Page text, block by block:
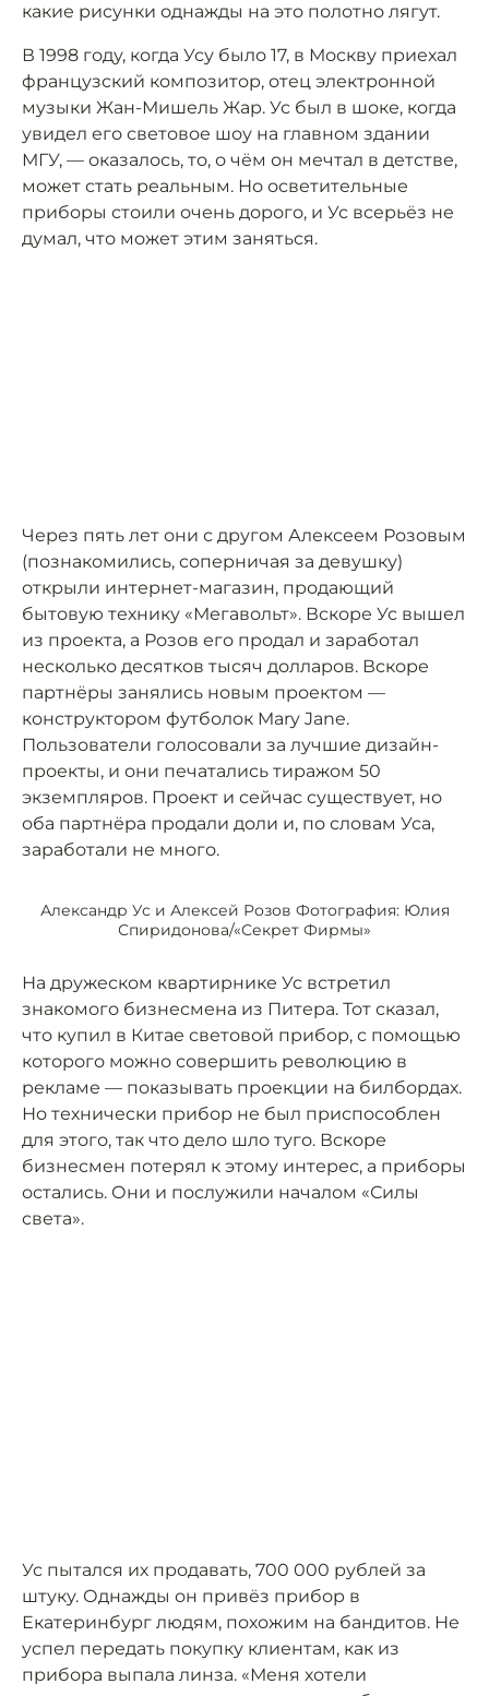
какие рисунки однажды на это полотно лягут.
В 1998 году, когда Усу было 17, в Москву приехал
французский композитор, отец электронной
музыки Жан-Мишель Жар. Ус был в шоке, когда
увидел его световое шоу на главном здании
МГУ, — оказалось, то, о чём он мечтал в детстве,
может стать реальным. Но осветительные
приборы стоили очень дорого, и Ус всерьёз не
думал, что может этим заняться.
Через пять лет они с другом Алексеем Розовым
(познакомились, соперничая за девушку)
открыли интернет-магазин, продающий
бытовую технику «Мегавольт». Вскоре Ус вышел
из проекта, а Розов его продал и заработал
несколько десятков тысяч долларов. Вскоре
партнёры занялись новым проектом —
конструктором футболок Mary Jane.
Пользователи голосовали за лучшие дизайн-
проекты, и они печатались тиражом 50
экземпляров. Проект и сейчас существует, но
оба партнёра продали доли и, по словам Уса,
заработали не много.
Александр Ус и Алексей Розов Фотография: Юлия
Спиридонова/«Секрет Фирмы»
На дружеском квартирнике Ус встретил
знакомого бизнесмена из Питера. Тот сказал,
что купил в Китае световой прибор, с помощью
которого можно совершить революцию в
рекламе — показывать проекции на билбордах.
Но технически прибор не был приспособлен
для этого, так что дело шло туго. Вскоре
бизнесмен потерял к этому интерес, а приборы
остались. Они и послужили началом «Силы
света».
Ус пытался их продавать, 700 000 рублей за
штуку. Однажды он привёз прибор в
Екатеринбург людям, похожим на бандитов. Не
успел передать покупку клиентам, как из
прибора выпала линза. «Меня хотели